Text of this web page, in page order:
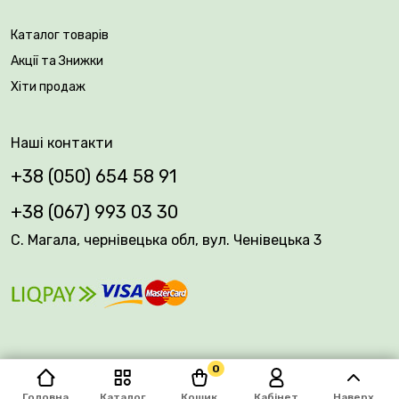
0
Каталог товарів
Акції та Знижки
Хіти продаж
Наші контакти
+38 (050) 654 58 91
+38 (067) 993 03 30
С. Магала, чернівецька обл, вул. Ченівецька 3
© 2026 Plantsvovk.com.ua